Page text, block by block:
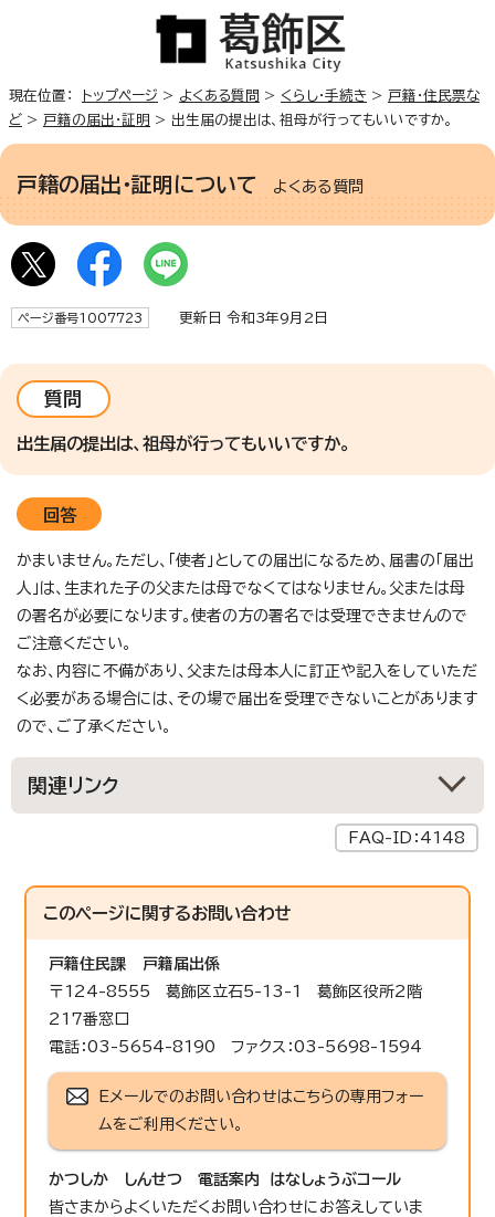
現在位置： トップページ > よくある質問 > くらし・手続き > 戸籍・住民票な
ど > 戸籍の届出・証明 > 出生届の提出は、祖母が行ってもいいですか。
戸籍の届出・証明について よくある質問
ページ番号1007723 更新日 令和3年9月2日
質問
出生届の提出は、祖母が行ってもいいですか。
回答
かまいません。ただし、「使者」としての届出になるため、届書の「届出
人」は、生まれた子の父または母でなくてはなりません。父または母
の署名が必要になります。使者の方の署名では受理できませんので
ご注意ください。
なお、内容に不備があり、父または母本人に訂正や記入をしていただ
く必要がある場合には、その場で届出を受理できないことがあります
ので、ご了承ください。
関連リンク
FAQ-ID：4148
このページに関するお問い合わせ
戸籍住民課
戸籍届出係
〒124-8555 葛飾区立石5-13-1 葛飾区役所2階
217番窓口
電話：03-5654-8190 ファクス：03-5698-1594
Eメールでのお問い合わせはこちらの専用フォー
ムをご利用ください。
かつしか しんせつ 電話案内 はなしょうぶコール
皆さまからよくいただくお問い合わせにお答えしていま